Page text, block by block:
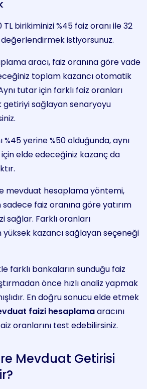
birikiminizi %45 faiz oranı ile 32
istiyorsunuz.
aracı, faiz oranına göre vade
toplam kazancı otomatik
tutar için farklı faiz oranları
getiriyi sağlayan senaryoyu
%45 yerine %50 olduğunda, aynı
elde edeceğiniz kazanç da
mevduat hesaplama yöntemi,
faiz oranına göre yatırım
sağlar. Farklı oranları
yüksek kazancı sağlayan seçeneği
farklı bankaların sunduğu faiz
önce hızlı analiz yapmak
En doğru sonucu elde etmek
faizi hesaplamaaracını
oranlarını test edebilirsiniz.
Mevduat Getirisi